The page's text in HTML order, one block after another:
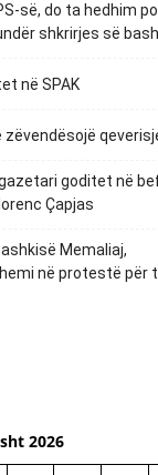
së, do ta hedhim
shkrirjes së
në SPAK
zëvendësojë
goditet në
Çapjas
Memaliaj,
në protestë për
2026